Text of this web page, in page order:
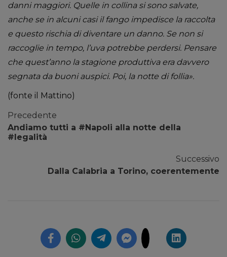
danni maggiori. Quelle in collina si sono salvate,
anche se in alcuni casi il fango impedisce la raccolta
e questo rischia di diventare un danno. Se non si
raccoglie in tempo, l’uva potrebbe perdersi. Pensare
che quest’anno la stagione produttiva era davvero
segnata da buoni auspici. Poi, la notte di follia».
(fonte il Mattino)
Precedente
Andiamo tutti a #Napoli alla notte della
#legalità
Successivo
Dalla Calabria a Torino, coerentemente